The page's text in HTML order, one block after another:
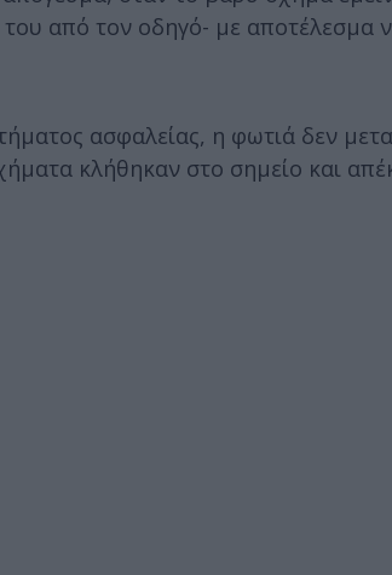
από τον οδηγό- με αποτέλεσμα
ασφαλείας, η φωτιά δεν
κλήθηκαν στο σημείο και